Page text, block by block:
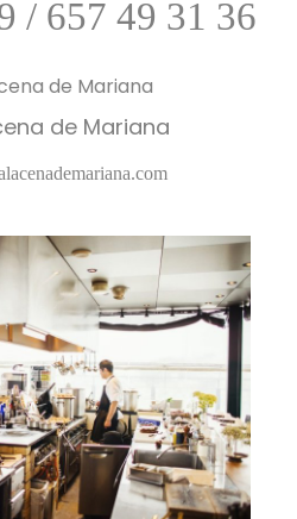
/ 657 49 31 36
de Mariana
de Mariana